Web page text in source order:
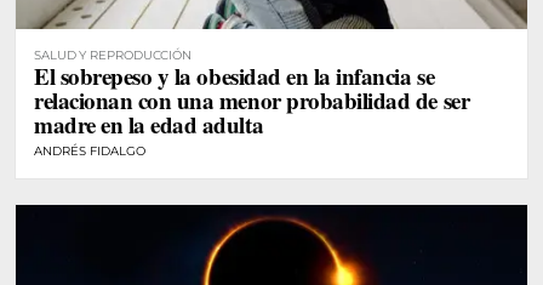
SALUD Y REPRODUCCIÓN
El sobrepeso y la obesidad en la infancia se
relacionan con una menor probabilidad de ser
madre en la edad adulta
ANDRÉS FIDALGO